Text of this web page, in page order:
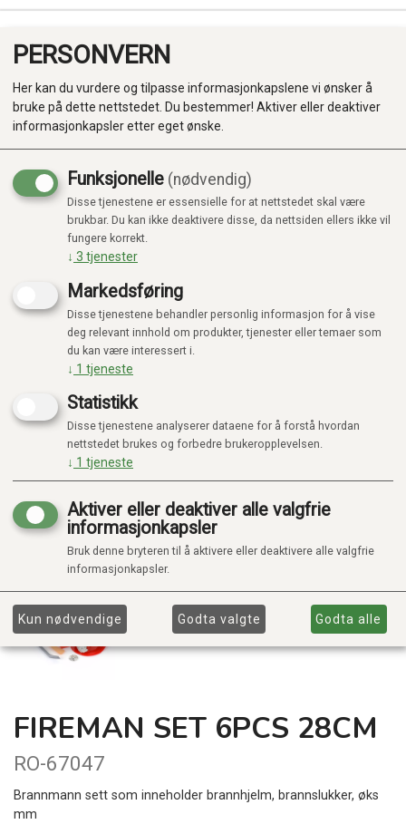
Produkter
Kategorier
FIREMAN SET 6PCS 28CM
RO-67047
Brannmann sett som inneholder brannhjelm, brannslukker, øks
mm
PERSONVERN
Her kan du vurdere og tilpasse informasjonkapslene vi ønsker å
bruke på dette nettstedet. Du bestemmer! Aktiver eller deaktiver
informasjonkapsler etter eget ønske.
Funksjonelle (nødvendig)
Disse tjenestene er essensielle for at nettstedet skal være
brukbar. Du kan ikke deaktivere disse, da nettsiden ellers ikke vil
fungere korrekt.
↓ 3 tjenester
Markedsføring
Disse tjenestene behandler personlig informasjon for å vise
deg relevant innhold om produkter, tjenester eller temaer som
du kan være interessert i.
↓ 1 tjeneste
Statistikk
Disse tjenestene analyserer dataene for å forstå hvordan
nettstedet brukes og forbedre brukeropplevelsen.
↓ 1 tjeneste
Aktiver eller deaktiver alle valgfrie
informasjonkapsler
Bruk denne bryteren til å aktivere eller deaktivere alle valgfrie
informasjonkapsler.
Kun nødvendige Godta valgte Godta alle